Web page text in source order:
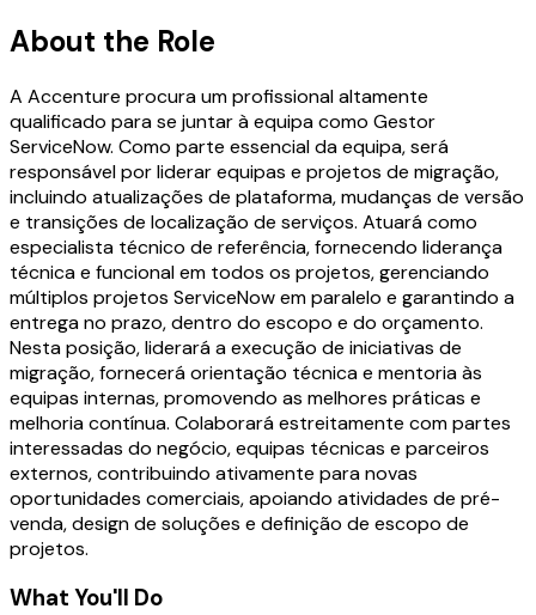
About the Role
A Accenture procura um profissional altamente
qualificado para se juntar à equipa como Gestor
ServiceNow. Como parte essencial da equipa, será
responsável por liderar equipas e projetos de migração,
incluindo atualizações de plataforma, mudanças de versão
e transições de localização de serviços. Atuará como
especialista técnico de referência, fornecendo liderança
técnica e funcional em todos os projetos, gerenciando
múltiplos projetos ServiceNow em paralelo e garantindo a
entrega no prazo, dentro do escopo e do orçamento.
Nesta posição, liderará a execução de iniciativas de
migração, fornecerá orientação técnica e mentoria às
equipas internas, promovendo as melhores práticas e
melhoria contínua. Colaborará estreitamente com partes
interessadas do negócio, equipas técnicas e parceiros
externos, contribuindo ativamente para novas
oportunidades comerciais, apoiando atividades de pré-
venda, design de soluções e definição de escopo de
projetos.
What You'll Do